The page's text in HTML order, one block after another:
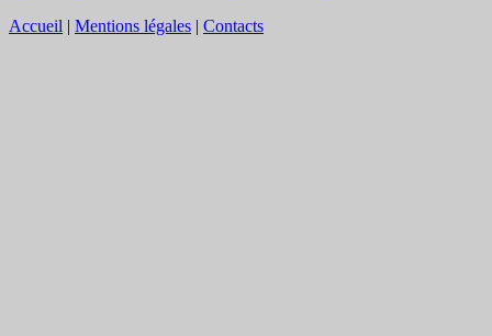
Accueil | Mentions légales | Contacts